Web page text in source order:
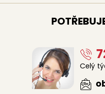
Rozvoz květin po celé ČR
Doručení květin zdarma
Sledujte kurýra při doručení
Naši lidé na doručení květin
Odkud květiny rozvážíme
Celý